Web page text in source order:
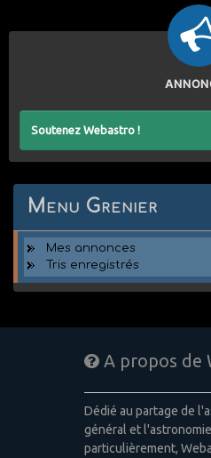
Soutenez Webastro !
Menu Grenier
Mes annonces
Tris enregistrés
A propos de
Dédié au partage de
général et
particulièrement,